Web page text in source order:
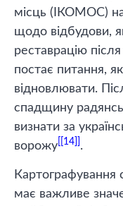
місць (ІКОМОС)
щодо відбудови,
реставрацію
постає питання,
відновлювати.
спадщину
визнати за
ворожу
[14] .
Картографування
має важливе